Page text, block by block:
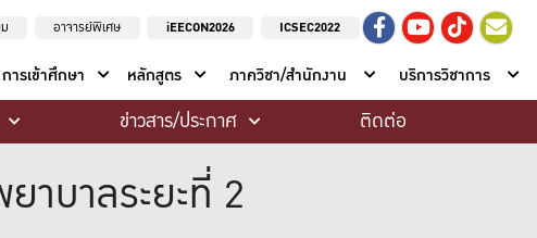
อาจารย์พิเศษ iEECON2026 ICSEC2022
การเข้าศึกษา หลักสูตร ภาควิชา/สำนักงาน บริการวิชาการ
ข่าวสาร/ประกาศ ติดต่อ
าบาลระยะที่ 2